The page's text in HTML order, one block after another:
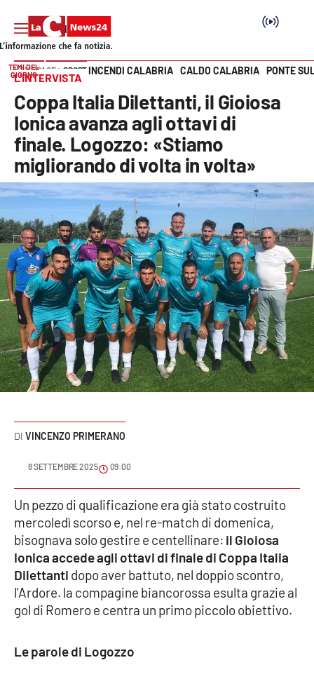
SEZIONI
Cronaca
Politica
Attualità
Economia e lavoro
Italia Mondo
Sanità
Sport
Cultura
Podcast
Meteo
Editoriali
VIDEO
Ambiente
Cultura
Vai
TEMI DEL
GIORNO
INCENDI CALABRIA CALDO CALABRIA PONTE
HOME PAGE SPORT
L’INTERVISTA
Coppa Italia Dilettanti, il Gioiosa
Ionica avanza agli ottavi di
finale. Logozzo: «Stiamo
migliorando di volta in volta»
VINCENZO PRIMERANO
8 SETTEMBRE 2025 09:00
Un pezzo di qualificazione era già stato costruito
mercoledì scorso e, nel re-match di domenica,
bisognava solo gestire e centellinare: il Gioiosa
Ionica accede agli ottavi di finale di Coppa Italia
Dilettanti dopo aver battuto, nel doppio scontro,
l'Ardore. la compagine biancorossa esulta grazie al
gol di Romero e centra un primo piccolo obiettivo.
Le parole di Logozzo